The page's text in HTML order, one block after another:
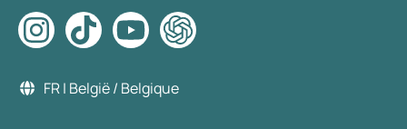
FR | België / Belgique